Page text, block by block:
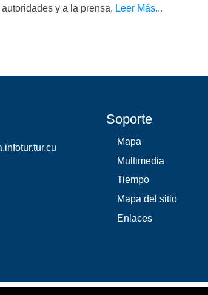
y a la prensa. Leer Más...
Soporte
Mapa
Multimedia
Tiempo
Mapa del sitio
Enlaces